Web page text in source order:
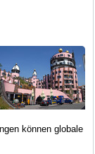
können globale